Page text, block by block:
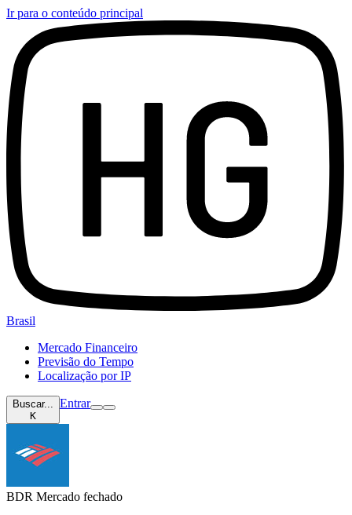
Ir para o conteúdo principal
Brasil
Mercado Financeiro
Previsão do Tempo
Localização por IP
Buscar...
K
Entrar
BDR Mercado fechado